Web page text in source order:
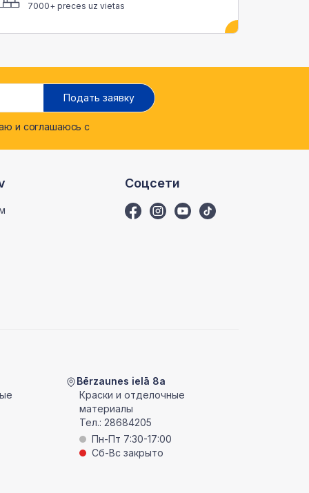
7000+ preces uz vietas
Подать заявку
и соглашаюсь с
Соцсети
Bērzaunes ielā 8a
Краски и отделочные
материалы
Тел.: 28684205
Пн-Пт 7:30-17:00
Сб-Вс закрыто